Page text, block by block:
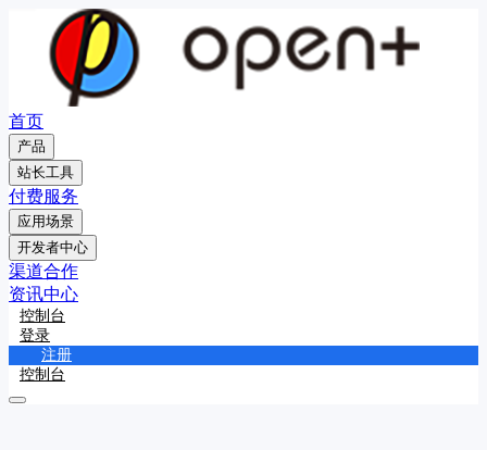
首页
产品
站长工具
付费服务
应用场景
开发者中心
渠道合作
资讯中心
控制台
登录
注册
控制台